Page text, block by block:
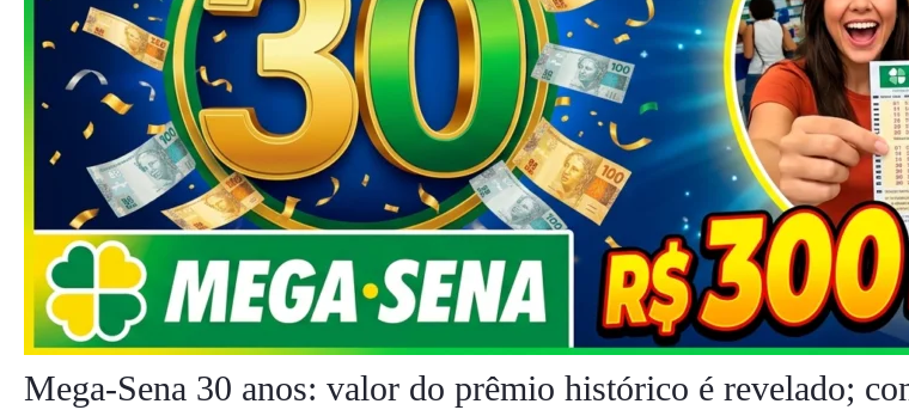
Mega-Sena 30 anos: valor do prêmio histórico é revelado;